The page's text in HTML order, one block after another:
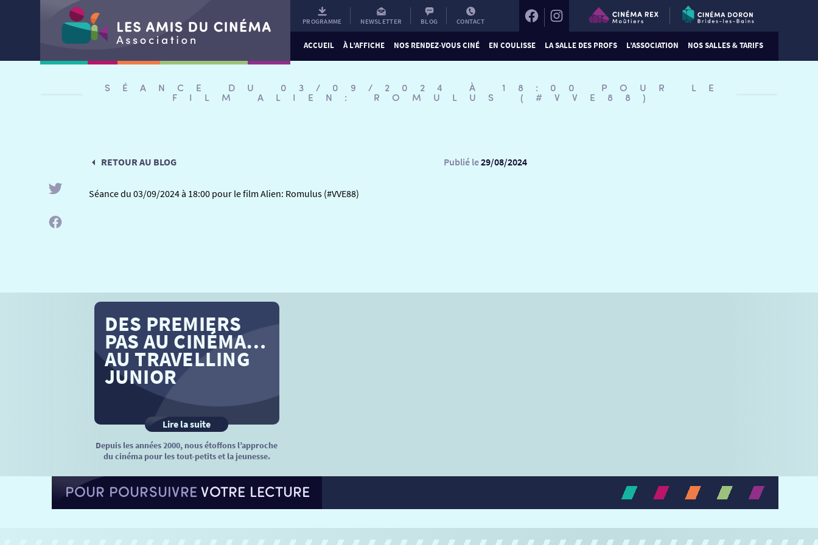
PROGRAMME NEWSLETTER BLOG CONTACT
ACCUEIL À L’AFFICHE NOS RENDEZ-VOUS CINÉ EN COULISSE LA SALLE DES PROFS L’ASSOCIATION NOS SALLES & TARIFS
SÉANCE DU 03/09/2024 À 18:00 POUR LE
FILM ALIEN: ROMULUS (#VVE88)
RETOUR AU BLOG Publié le29/08/2024
Séance du 03/09/2024 à 18:00 pour le film Alien: Romulus (#VVE88)
DES PREMIERS
PAS AU CINÉMA…
AU TRAVELLING
JUNIOR
Lire la suite
Depuis les années 2000, nous étoffons l’approche
du cinéma pour les tout-petits et la jeunesse.
POUR POURSUIVREVOTRE LECTURE